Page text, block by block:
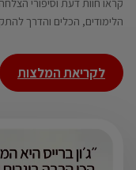
הלימודים, הכלים והדרך
לקריאת המלצות